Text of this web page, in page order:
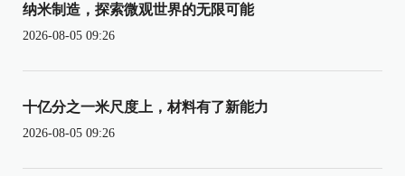
纳米制造，探索微观世界的无限可能
2026-08-05 09:26
十亿分之一米尺度上，材料有了新能力
2026-08-05 09:26